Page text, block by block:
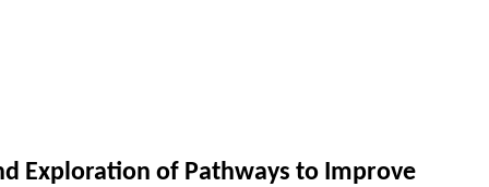
Exploration of Pathways to Improve